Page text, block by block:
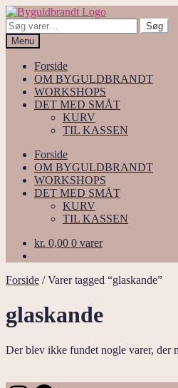
Spring
til
navigation
Spring
til
indhold
Søg
efter:
Søg
Menu
Forside
OM BYGULDBRANDT
WORKSHOPS
DET MED SMÅT
KURV
TIL KASSEN
Forside
OM BYGULDBRANDT
WORKSHOPS
DET MED SMÅT
KURV
TIL KASSEN
kr. 0,00 0 varer
Forside /Varer tagged “glaskande”
glaskande
Der blev ikke fundet nogle varer, der